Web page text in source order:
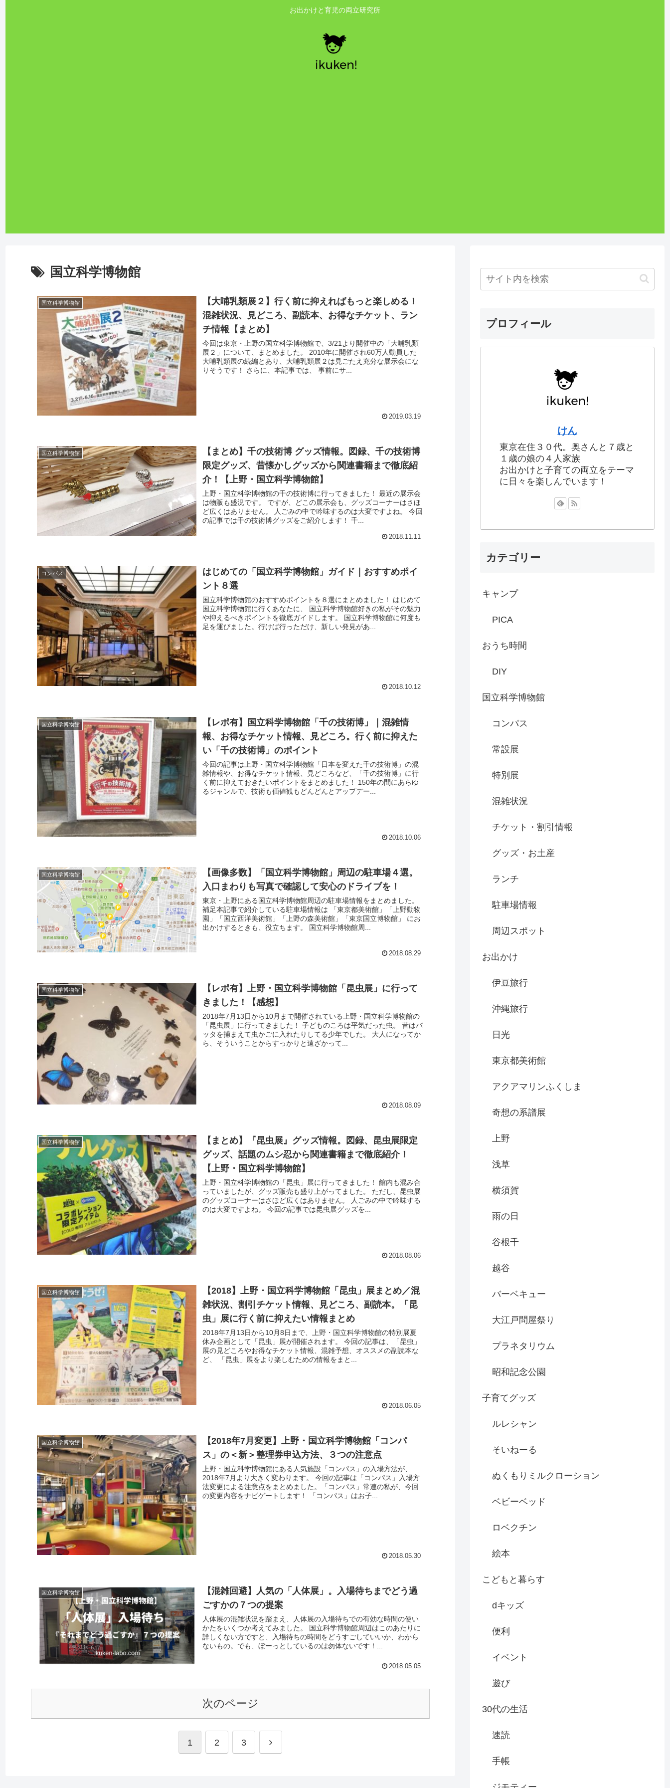
お出かけと育児の両立研究所
国立科学博物館
国立科学博物館
【大哺乳類展２】行く前に抑えればもっと楽しめる！
混雑状況、見どころ、副読本、お得なチケット、ラン
チ情報【まとめ】
今回は東京・上野の国立科学博物館で、3/21より開催中の「大哺乳類
展２」について、まとめました。 2010年に開催され60万人動員した
大哺乳類展の続編とあり、大哺乳類展２は見ごたえ充分な展示会にな
りそうです！ さらに、本記事では、 事前にサ...
2019.03.19
国立科学博物館
【まとめ】千の技術博 グッズ情報。図録、千の技術博
限定グッズ、昔懐かしグッズから関連書籍まで徹底紹
介！【上野・国立科学博物館】
上野・国立科学博物館の千の技術博に行ってきました！ 最近の展示会
は物販も盛況です。 ですが、どこの展示会も、グッズコーナーはさほ
ど広くはありません。 人ごみの中で吟味するのは大変ですよね。 今回
の記事では千の技術博グッズをご紹介します！ 千...
2018.11.11
コンパス
はじめての「国立科学博物館」ガイド｜おすすめポイ
ント８選
国立科学博物館のおすすめポイントを８選にまとめました！ はじめて
国立科学博物館に行くあなたに、 国立科学博物館好きの私がその魅力
や抑えるべきポイントを徹底ガイドします。 国立科学博物館に何度も
足を運びました。行けば行っただけ、新しい発見があ...
2018.10.12
国立科学博物館
【レポ有】国立科学博物館「千の技術博」｜混雑情
報、お得なチケット情報、見どころ。行く前に抑えた
い「千の技術博」のポイント
​今回の記事は上野・国立科学博物館「日本を変えた千の技術博」の混
雑情報や、お得なチケット情報、見どころなど、「千の技術博」に行
く前に抑えておきたいポイントをまとめました！ 150年の間にあらゆ
るジャンルで、技術も価値観もどんどんとアップデー...
2018.10.06
国立科学博物館
【画像多数】「国立科学博物館」周辺の駐車場４選。
入口まわりも写真で確認して安心のドライブを！
東京・上野にある国立科学博物館周辺の駐車場情報をまとめました。
補足本記事で紹介している駐車場情報は 「東京都美術館」「上野動物
園」「国立西洋美術館」「上野の森美術館」「東京国立博物館」 にお
出かけするときも、役立ちます。 国立科学博物館周...
2018.08.29
国立科学博物館
【レポ有】上野・国立科学博物館「昆虫展」に行って
きました！【感想】
2018年7月13日から10月まで開催されている上野・国立科学博物館の
「昆虫展」に行ってきました！ 子どものころは平気だった虫。 昔はバ
ッタを捕まえて虫かごに入れたりしてる少年でした。 大人になってか
ら、そういうことからすっかりと遠ざかって...
2018.08.09
国立科学博物館
【まとめ】『昆虫展』グッズ情報。図録、昆虫展限定
グッズ、話題のムシ忍から関連書籍まで徹底紹介！
【上野・国立科学博物館】
上野・国立科学博物館の「昆虫」展に行ってきました！ 館内も混み合
っていましたが、グッズ販売も盛り上がってました。 ただし、昆虫展
のグッズコーナーはさほど広くはありません。 人ごみの中で吟味する
のは大変ですよね。 今回の記事では昆虫展グッズを...
2018.08.06
国立科学博物館
【2018】上野・国立科学博物館「昆虫」展まとめ／混
雑状況、割引チケット情報、見どころ、副読本。「昆
虫」展に行く前に抑えたい情報まとめ
2018年7月13日から10月8日まで、上野・国立科学博物館の特別展夏
休み企画として「昆虫」展が開催されます。 今回の記事は、「昆虫」
展の見どころやお得なチケット情報、混雑予想、オススメの副読本な
ど、 「昆虫」展をより楽しむための情報をまと...
2018.06.05
国立科学博物館
【2018年7月変更】上野・国立科学博物館「コンパ
ス」の＜新＞整理券申込方法、３つの注意点
上野・国立科学博物館にある人気施設「コンパス」の入場方法が、
2018年7月より大きく変わります。 今回の記事は「コンパス」入場方
法変更による注意点をまとめました。「コンパス」常連の私が、今回
の変更内容をナビゲートします！ 「コンパス」はお子...
2018.05.30
国立科学博物館
【混雑回避】人気の「人体展」。入場待ちまでどう過
ごすかの７つの提案
人体展の混雑状況を踏まえ、​人体展の入場待ちでの有効な時間の使い
かたをいくつか考えてみました。 国立科学博物館周辺はこのあたりに
詳しくない方ですと、入場待ちの時間をどうすごしていいか、わから
ないもの。でも、ぼーっとしているのは勿体ないです！...
2018.05.05
次のページ
1 2 3 次
プロフィール
けん
東京在住３０代。奥さんと７歳と
１歳の娘の４人家族
お出かけと子育ての両立をテーマ
に日々を楽しんでいます！
カテゴリー
キャンプ
PICA
おうち時間
DIY
国立科学博物館
コンパス
常設展
特別展
混雑状況
チケット・割引情報
グッズ・お土産
ランチ
駐車場情報
周辺スポット
お出かけ
伊豆旅行
沖縄旅行
日光
東京都美術館
アクアマリンふくしま
奇想の系譜展
上野
浅草
横須賀
雨の日
谷根千
越谷
バーベキュー
大江戸問屋祭り
プラネタリウム
昭和記念公園
子育てグッズ
ルレシャン
そいねーる
ぬくもりミルクローション
ベビーベッド
ロベクチン
絵本
こどもと暮らす
dキッズ
便利
イベント
遊び
30代の生活
速読
手帳